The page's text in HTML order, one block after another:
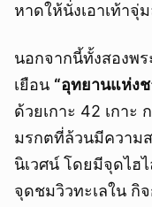
หาดให้นั่งเอาเท้าจุ่
นอกจากนี้ทั้งสองพร
เยือน “อุทยานแห่งช
ด้วยเกาะ 42 เกาะ
มรกตที่ล้วนมีความ
นิเวศน์ โดยมีจุดไฮ
จุดชมวิวทะเลใน กิ